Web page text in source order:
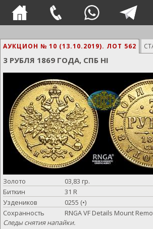
АУКЦИОН № 10 (13.10.2019). ЛОТ 562
3 РУБЛЯ 1869 ГОДА, СПБ HI
Золото
03,83 гр.
Биткин
31 R
Уздеников
0255 (•)
Сохранность
RNGA VF Details Mount
Следы снятия напайки.